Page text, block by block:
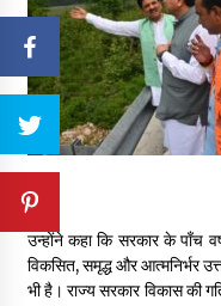
उन्होंने कहा कि सरकार के पाँच
विकसित, समृद्ध और आत्मनिर्भर
भी है। राज्य सरकार विकास की